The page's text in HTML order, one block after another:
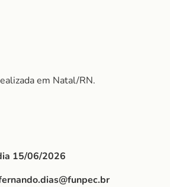
em Natal/RN.
15/06/2026